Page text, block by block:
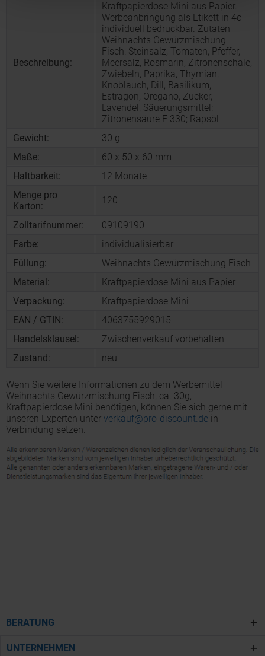
Beschreibung:
Kraftpapierdose Mini aus Papier.
Werbeanbringung als Etikett in 4c
individuell bedruckbar. Zutaten
Weihnachts Gewürzmischung
Fisch: Steinsalz, Tomaten, Pfeffer,
Meersalz, Rosmarin, Zitronenschale,
Zwiebeln, Paprika, Thymian,
Knoblauch, Dill, Basilikum,
Estragon, Oregano, Zucker,
Lavendel, Säuerungsmittel:
Zitronensäure E 330; Rapsöl
Gewicht:
30 g
Maße:
60 x 50 x 60 mm
Haltbarkeit:
12 Monate
Menge pro
Karton:
120
Zolltarifnummer:
09109190
Farbe:
individualisierbar
Füllung:
Weihnachts Gewürzmischung Fisch
Material:
Kraftpapierdose Mini aus Papier
Verpackung:
Kraftpapierdose Mini
EAN / GTIN:
4063755929015
Handelsklausel:
Zwischenverkauf vorbehalten
Zustand:
neu
Wenn Sie weitere Informationen zu dem Werbemittel
Weihnachts Gewürzmischung Fisch, ca. 30g,
Kraftpapierdose Mini benötigen, können Sie sich gerne mit
unseren Experten unter verkauf@pro-discount.de in
Verbindung setzen.
BERATUNG
UNTERNEHMEN